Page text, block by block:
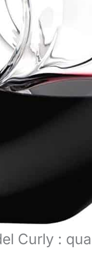
Curly :